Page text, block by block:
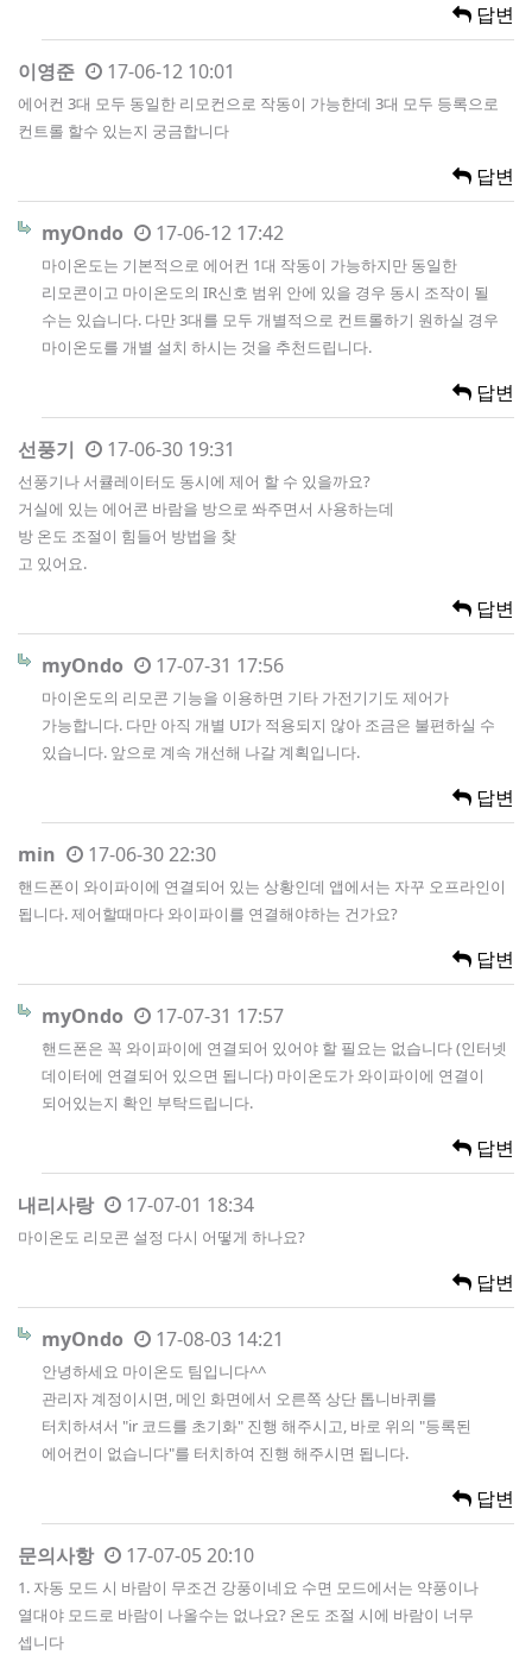
답변
이영준 17-06-12 10:01
에어컨 3대 모두 동일한 리모컨으로 작동이 가능한데 3대 모두 등록으로
컨트롤 할수 있는지 궁금합니다
답변
myOndo 17-06-12 17:42
마이온도는 기본적으로 에어컨 1대 작동이 가능하지만 동일한
리모콘이고 마이온도의 IR신호 범위 안에 있을 경우 동시 조작이 될
수는 있습니다. 다만 3대를 모두 개별적으로 컨트롤하기 원하실 경우
마이온도를 개별 설치 하시는 것을 추천드립니다.
답변
선풍기 17-06-30 19:31
선풍기나 서큘레이터도 동시에 제어 할 수 있을까요?
거실에 있는 에어콘 바람을 방으로 쏴주면서 사용하는데
방 온도 조절이 힘들어 방법을 찾
고 있어요.
답변
myOndo 17-07-31 17:56
마이온도의 리모콘 기능을 이용하면 기타 가전기기도 제어가
가능합니다. 다만 아직 개별 UI가 적용되지 않아 조금은 불편하실 수
있습니다. 앞으로 계속 개선해 나갈 계획입니다.
답변
min 17-06-30 22:30
핸드폰이 와이파이에 연결되어 있는 상황인데 앱에서는 자꾸 오프라인이
됩니다. 제어할때마다 와이파이를 연결해야하는 건가요?
답변
myOndo 17-07-31 17:57
핸드폰은 꼭 와이파이에 연결되어 있어야 할 필요는 없습니다 (인터넷
데이터에 연결되어 있으면 됩니다) 마이온도가 와이파이에 연결이
되어있는지 확인 부탁드립니다.
답변
내리사랑 17-07-01 18:34
마이온도 리모콘 설정 다시 어떻게 하나요?
답변
myOndo 17-08-03 14:21
안녕하세요 마이온도 팀입니다^^
관리자 계정이시면, 메인 화면에서 오른쪽 상단 톱니바퀴를
터치하셔서 "ir 코드를 초기화" 진행 해주시고, 바로 위의 "등록된
에어컨이 없습니다"를 터치하여 진행 해주시면 됩니다.
답변
문의사항 17-07-05 20:10
1. 자동 모드 시 바람이 무조건 강풍이네요 수면 모드에서는 약풍이나
열대야 모드로 바람이 나올수는 없나요? 온도 조절 시에 바람이 너무
셉니다